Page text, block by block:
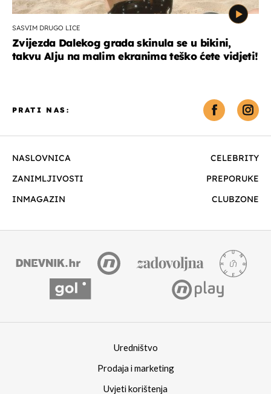
SASVIM DRUGO LICE
Zvijezda Dalekog grada skinula se u bikini,
takvu Alju na malim ekranima teško ćete vidjeti!
NASLOVNICA
CELEBRITY
ZANIMLJIVOSTI
PREPORUKE
INMAGAZIN
CLUBZONE
PRATI NAS:
Uredništvo
Prodaja i marketing
Uvjeti korištenja